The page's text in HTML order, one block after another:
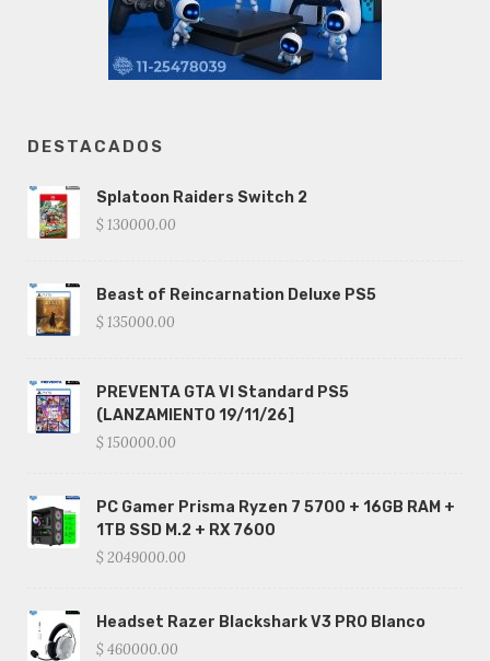
DESTACADOS
Splatoon Raiders Switch 2
$ 130000.00
Beast of Reincarnation Deluxe PS5
$ 135000.00
PREVENTA GTA VI Standard PS5
(LANZAMIENTO 19/11/26]
$ 150000.00
PC Gamer Prisma Ryzen 7 5700 + 16GB RAM +
1TB SSD M.2 + RX 7600
$ 2049000.00
Headset Razer Blackshark V3 PRO Blanco
$ 460000.00